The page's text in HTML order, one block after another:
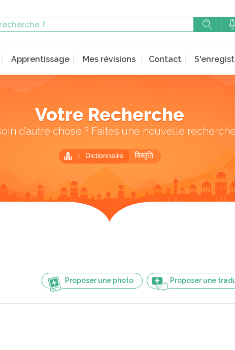
Apprentissage Mes révisions Contact
Votre Recherche
d’autre chose ? Faites une nouvelle recherche
Dictionnaire विस्तृति
Proposer une photo Proposer une